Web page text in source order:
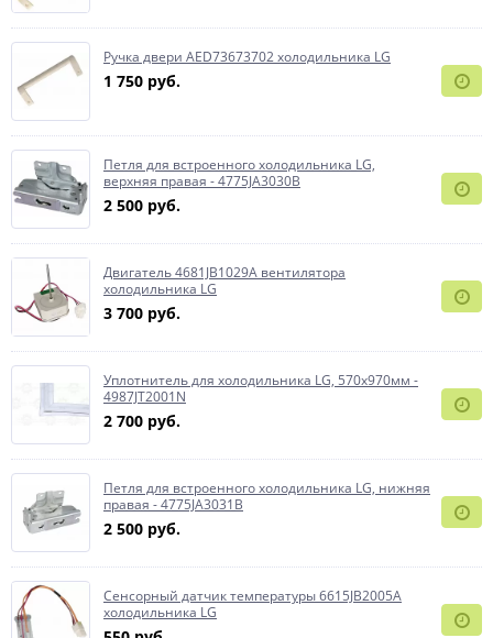
Ручка двери AED73673702 холодильника LG
1 750 руб.
Петля для встроенного холодильника LG,
верхняя правая - 4775JA3030B
2 500 руб.
Двигатель 4681JB1029A вентилятора
холодильника LG
3 700 руб.
Уплотнитель для холодильника LG, 570x970мм -
4987JT2001N
2 700 руб.
Петля для встроенного холодильника LG, нижняя
правая - 4775JA3031B
2 500 руб.
Сенсорный датчик температуры 6615JB2005A
холодильника LG